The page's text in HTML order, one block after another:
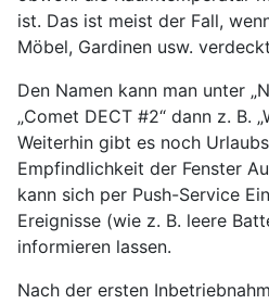
ist. Das ist meist der Fall,
Möbel, Gardinen usw.
Den Namen kann man unter
„Comet DECT #2“ dann z. B.
Weiterhin gibt es noch
Empfindlichkeit der Fenster
kann sich per Push-Service
Ereignisse (wie z. B. leere
informieren lassen.
Nach der ersten